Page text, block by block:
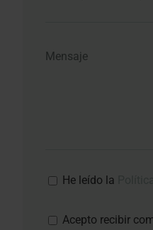
He leído la
Acepto recibir